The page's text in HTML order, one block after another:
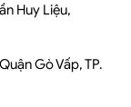
Huy Liệu,
Gò Vấp, TP.